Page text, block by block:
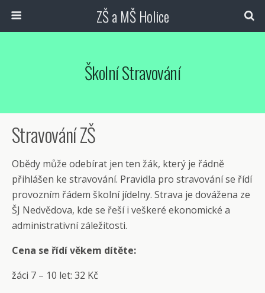
ZŠ a MŠ Holice
Školní Stravování
Stravování ZŠ
Obědy může odebírat jen ten žák, který je řádně
přihlášen ke stravování. Pravidla pro stravování se řídí
provozním řádem školní jídelny. Strava je dovážena ze
ŠJ Nedvědova, kde se řeší i veškeré ekonomické a
administrativní záležitosti.
Cena se řídí věkem dítěte:
žáci 7 – 10 let: 32 Kč